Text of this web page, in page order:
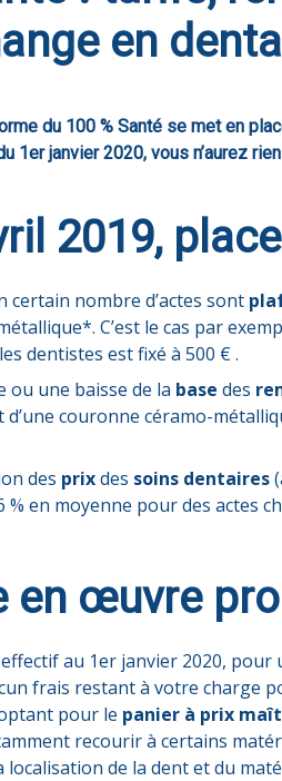
en
du 100 % Santé se met en
1er janvier 2020, vous n’aurez
2019,
certain nombre d’actes sont
C’est le cas par
dentistes est fixé à 500 € .
ou une baisse de la base des
couronne céramo-
des prixdes soins dentaires
% en moyenne pour des actes
en œuvre
au 1er janvier 2020, pour
frais restant à votre charge
pour le panier à prix
recourir à certains
localisation de la dent et du